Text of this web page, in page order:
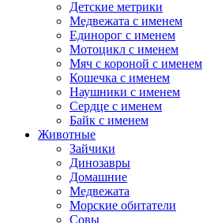
Детские метрики
Медвежата с именем
Единорог с именем
Мотоцикл с именем
Мяч с короной с именем
Кошечка с именем
Наушники с именем
Сердце с именем
Байк с именем
Животные
Зайчики
Динозавры
Домашние
Медвежата
Морские обитатели
Совы